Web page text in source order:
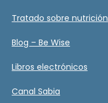
Tratado sobre nutrición
Blog – Be Wise
Libros electrónicos
Canal Sabia